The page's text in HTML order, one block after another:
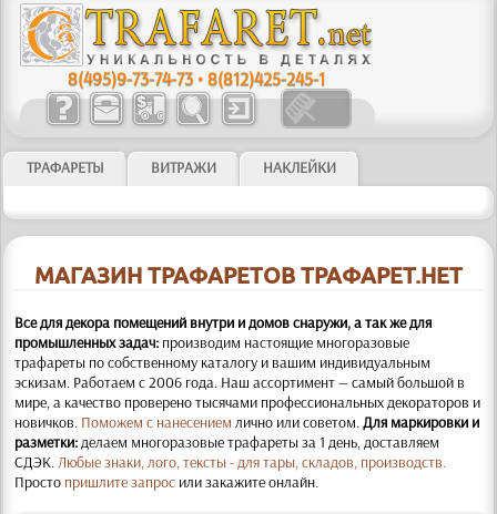
8(495)9-73-74-73 •8(812)425-245-1
ТРАФАРЕТЫ ВИТРАЖИ НАКЛЕЙКИ
МАГАЗИН ТРАФАРЕТОВ ТРАФАРЕТ.НЕТ
Все для декора помещений внутри и домов снаружи, а так же для
промышленных задач: производим настоящие многоразовые
трафареты по собственному каталогу и вашим индивидуальным
эскизам. Работаем с 2006 года. Наш ассортимент — самый большой в
мире, а качество проверено тысячами профессиональных декораторов и
новичков. Поможем с нанесением лично или советом.Для маркировки и
разметки:делаем многоразовые трафареты за 1 день, доставляем
СДЭК.Любые знаки, лого, тексты - для тары, складов, производств.
Просто пришлите запрос или закажите онлайн.